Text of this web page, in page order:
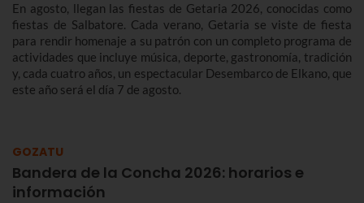
En agosto, llegan las fiestas de Getaria 2026, conocidas como
fiestas de Salbatore. Cada verano, Getaria se viste de fiesta
para rendir homenaje a su patrón con un completo programa de
actividades que incluye música, deporte, gastronomía, tradición
y, cada cuatro años, un espectacular Desembarco de Elkano, que
este año será el día 7 de agosto.
GOZATU
Bandera de la Concha 2026: horarios e
información